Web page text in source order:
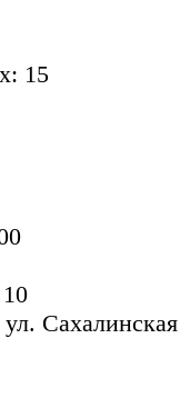
15
10
ул. Сахалинская